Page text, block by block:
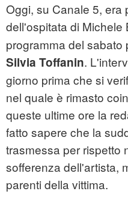
Oggi, su Canale 5, era
dell'ospitata di Michele
programma del
Silvia Toffanin.
giorno prima che si
nel quale è rimasto
queste ultime ore la
fatto sapere che la
trasmessa per rispetto
sofferenza dell'artista,
parenti della vittima.